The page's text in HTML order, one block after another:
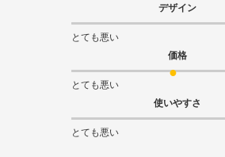
デザイン
とても悪い
価格
とても悪い
使いやすさ
とても悪い